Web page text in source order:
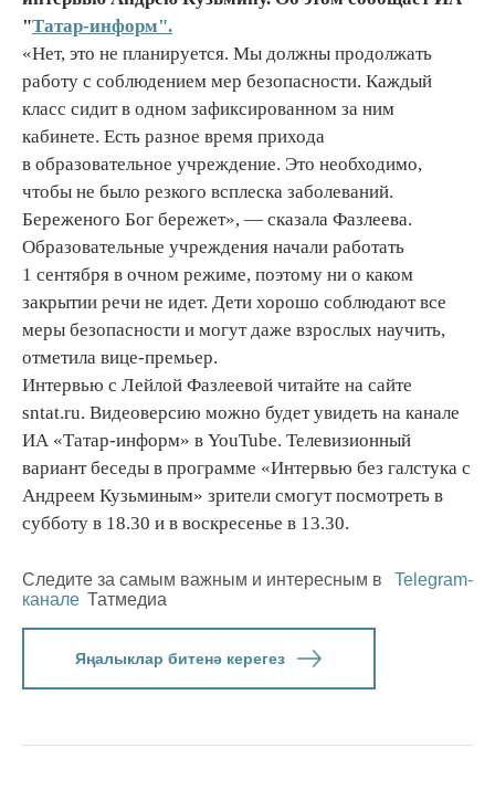
"Татар-информ".
«Нет, это не планируется. Мы должны продолжать
работу с соблюдением мер безопасности. Каждый
класс сидит в одном зафиксированном за ним
кабинете. Есть разное время прихода
в образовательное учреждение. Это необходимо,
чтобы не было резкого всплеска заболеваний.
Береженого Бог бережет», — сказала Фазлеева.
Образовательные учреждения начали работать
1 сентября в очном режиме, поэтому ни о каком
закрытии речи не идет. Дети хорошо соблюдают все
меры безопасности и могут даже взрослых научить,
отметила вице-премьер.
Интервью с Лейлой Фазлеевой читайте на сайте
sntat.ru. Видеоверсию можно будет увидеть на канале
ИА «Татар-информ» в YouTube. Телевизионный
вариант беседы в программе «Интервью без галстука с
Андреем Кузьминым» зрители смогут посмотреть в
субботу в 18.30 и в воскресенье в 13.30.
Следите за самым важным и интересным в
Telegram-
канале Татмедиа
Яңалыклар битенә керегез